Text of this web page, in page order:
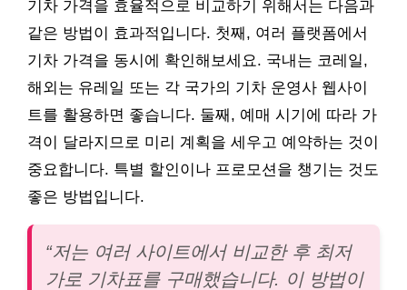
기차 가격을 효율적으로 비교하기 위해서는 다음과
같은 방법이 효과적입니다. 첫째, 여러 플랫폼에서
기차 가격을 동시에 확인해보세요. 국내는 코레일,
해외는 유레일 또는 각 국가의 기차 운영사 웹사이
트를 활용하면 좋습니다. 둘째, 예매 시기에 따라 가
격이 달라지므로 미리 계획을 세우고 예약하는 것이
중요합니다. 특별 할인이나 프로모션을 챙기는 것도
좋은 방법입니다.
“저는 여러 사이트에서 비교한 후 최저
가로 기차표를 구매했습니다. 이 방법이